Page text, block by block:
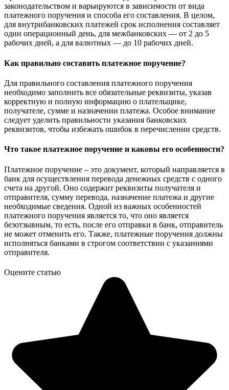
законодательством и варьируются в зависимости от вида
платежного поручения и способа его составления. В целом,
для внутрибанковских платежей срок исполнения составляет
один операционный день, для межбанковских — от 2 до 5
рабочих дней, а для валютных — до 10 рабочих дней.
Как правильно составить платежное поручение?
Для правильного составления платежного поручения
необходимо заполнить все обязательные реквизиты, указав
корректную и полную информацию о плательщике,
получателе, сумме и назначении платежа. Особое внимание
следует уделить правильности указания банковских
реквизитов, чтобы избежать ошибок в перечислении средств.
Что такое платежное поручение и каковы его особенности?
Платежное поручение – это документ, который направляется в
банк для осуществления перевода денежных средств с одного
счета на другой. Оно содержит реквизиты получателя и
отправителя, сумму перевода, назначение платежа и другие
необходимые сведения. Одной из важных особенностей
платежного поручения является то, что оно является
безотзывным, то есть, после его отправки в банк, отправитель
не может отменить его. Также, платежные поручения должны
исполняться банками в строгом соответствии с указаниями
отправителя.
Оцените статью